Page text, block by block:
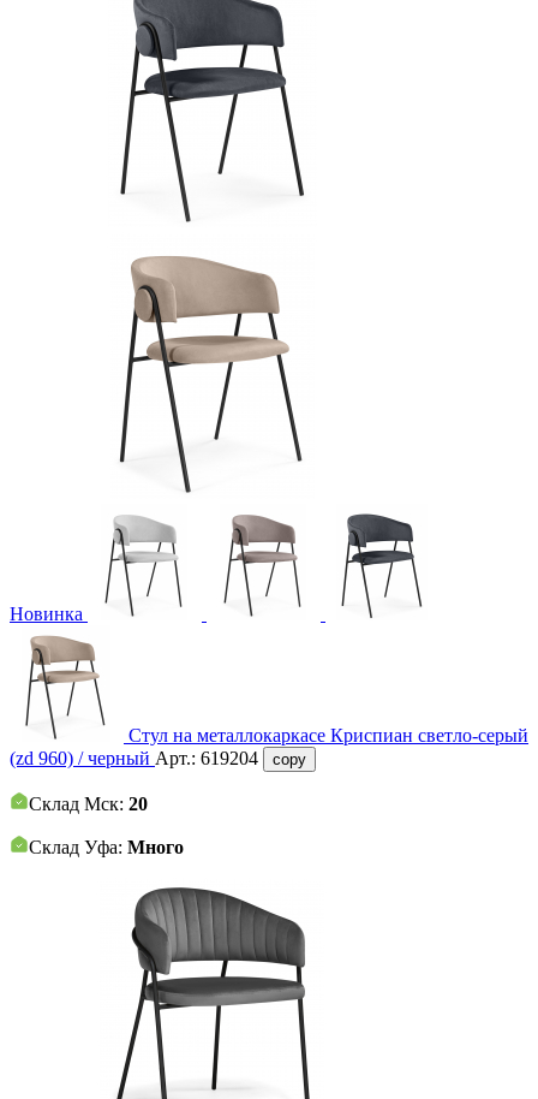
Новинка
Стул на металлокаркасе Криспиан светло-серый
(zd 960) / черный Арт.: 619204 copy
Склад Мск: 20
Склад Уфа: Много